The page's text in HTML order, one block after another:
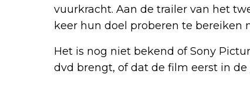
vuurkracht. Aan de trailer van het
keer hun doel proberen te bereiken
Het is nog niet bekend of Sony
dvd brengt, of dat de film eerst in de